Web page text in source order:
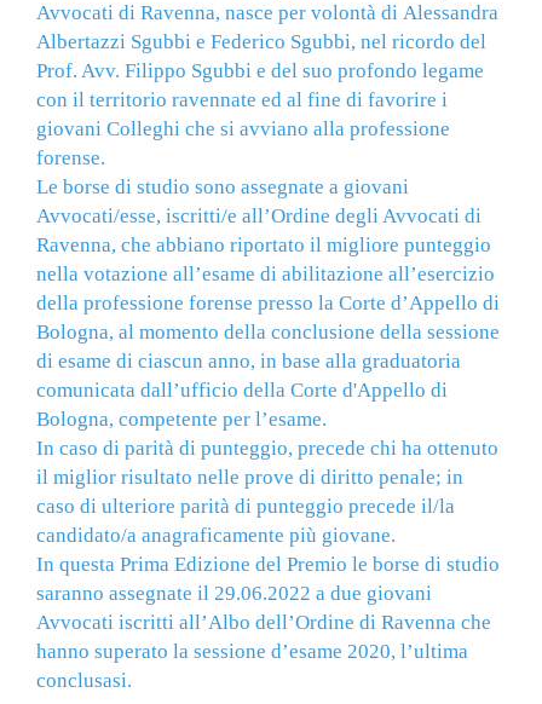
Avvocati di Ravenna, nasce per volontà di Alessandra
Albertazzi Sgubbi e Federico Sgubbi, nel ricordo del
Prof. Avv. Filippo Sgubbi e del suo profondo legame
con il territorio ravennate ed al fine di favorire i
giovani Colleghi che si avviano alla professione
forense.
Le borse di studio sono assegnate a giovani
Avvocati/esse, iscritti/e all’Ordine degli Avvocati di
Ravenna, che abbiano riportato il migliore punteggio
nella votazione all’esame di abilitazione all’esercizio
della professione forense presso la Corte d’Appello di
Bologna, al momento della conclusione della sessione
di esame di ciascun anno, in base alla graduatoria
comunicata dall’ufficio della Corte d'Appello di
Bologna, competente per l’esame.
In caso di parità di punteggio, precede chi ha ottenuto
il miglior risultato nelle prove di diritto penale; in
caso di ulteriore parità di punteggio precede il/la
candidato/a anagraficamente più giovane.
In questa Prima Edizione del Premio le borse di studio
saranno assegnate il 29.06.2022 a due giovani
Avvocati iscritti all’Albo dell’Ordine di Ravenna che
hanno superato la sessione d’esame 2020, l’ultima
conclusasi.